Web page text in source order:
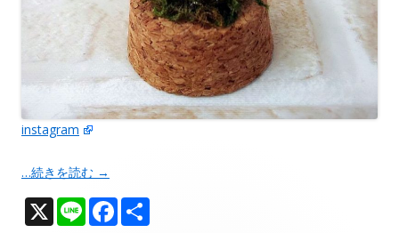
instagram
…続きを読む →
X Li F